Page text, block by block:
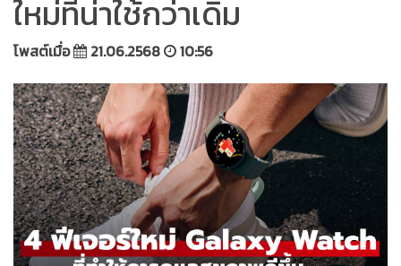
ใหม่ที่น่าใช้กว่าเดิม
โพสต์เมื่อ 21.06.2568 10:56